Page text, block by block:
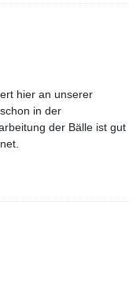
hier an unserer
in der
der Bälle ist gut